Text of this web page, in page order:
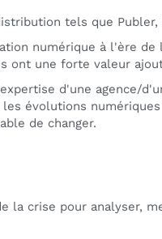
tels que Publer,
numérique à l'ère de
ont une forte valeur
d'une agence/
évolutions
de changer.
la crise pour analyser,